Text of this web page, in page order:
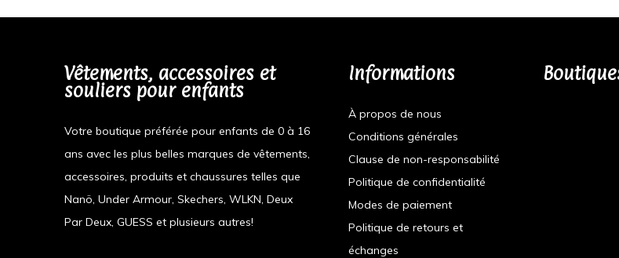
Vêtements, accessoires et
souliers pour enfants
Votre boutique préférée pour enfants de 0 à 16
ans avec les plus belles marques de vêtements,
accessoires, produits et chaussures telles que
Nanö, Under Armour, Skechers, WLKN, Deux
Par Deux, GUESS et plusieurs autres!
Informations
À propos de nous
Conditions générales
Clause de non-responsabilité
Politique de confidentialité
Modes de paiement
Politique de retours et
échanges